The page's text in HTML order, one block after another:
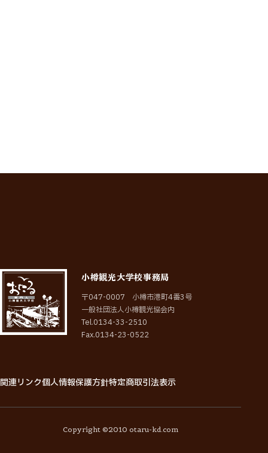
小樽観光大学校事務局
〒047-0007 小樽市港町4番3号
一般社団法人小樽観光協会内
Tel.0134-33-2510
Fax.0134-23-0522
関連リンク
関連リ ンク個人情報保護方針
個人情報保護方針特定商取引法表示
特定商取引 法表示
Copyright ©2010 otaru-kd.com